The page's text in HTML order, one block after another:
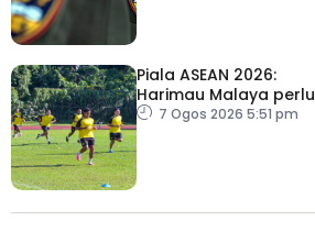
Piala ASEAN 2026:
Harimau Malaya perlu
lebih agresif
7 Ogos 2026 5:51 pm